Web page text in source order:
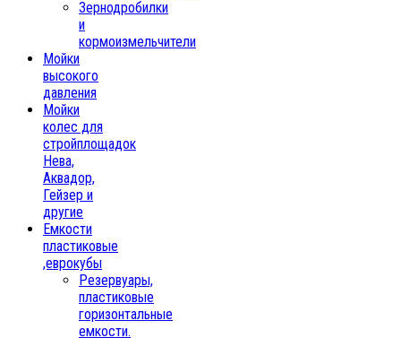
Зернодробилки
и
кормоизмельчители
Мойки
высокого
давления
Мойки
колес для
стройплощадок
Нева,
Аквадор,
Гейзер и
другие
Емкости
пластиковые
,еврокубы
Резервуары,
пластиковые
горизонтальные
емкости.